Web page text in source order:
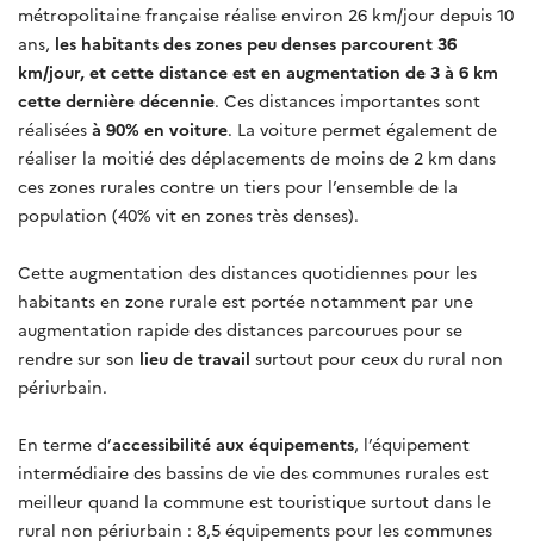
métropolitaine française réalise environ 26 km/jour depuis 10
ans, les habitants des zones peu denses parcourent 36
km/jour, et cette distance est en augmentation de 3 à 6 km
cette dernière décennie. Ces distances importantes sont
réalisées à 90% en voiture. La voiture permet également de
réaliser la moitié des déplacements de moins de 2 km dans
ces zones rurales contre un tiers pour l’ensemble de la
population (40% vit en zones très denses).
Cette augmentation des distances quotidiennes pour les
habitants en zone rurale est portée notamment par une
augmentation rapide des distances parcourues pour se
rendre sur son lieu de travail surtout pour ceux du rural non
périurbain.
En terme d’accessibilité aux équipements, l’équipement
intermédiaire des bassins de vie des communes rurales est
meilleur quand la commune est touristique surtout dans le
rural non périurbain : 8,5 équipements pour les communes